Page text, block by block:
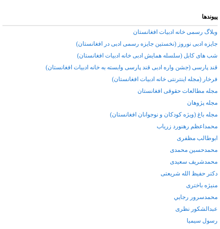
پیوندها
وبلاگ رسمی خانه ادبیات افغانستان
جایزه ادبی نوروز (نخستین جایزه رسمی ادبی در افغانستان)
شب های کابل (سلسله همایش ادبی خانه ادبیات افغانستان)
قند پارسی (جشن واره ادبی قند پارسی وابسته به خانه ادبیات افغانستان)
فرخار (مجله اینترنتی خانه ادبیات افغانستان)
مجله مطالعات حقوقی افغانستان
مجله پژوهان
مجله باغ (ویژه کودکان و نوجوانان افغانستان)
محمداعظم رهنورد زرياب
ابوطالب مظفری
محمدحسین محمدی
محمدشریف سعیدی
دکتر حفیظ الله شریعتی
منیژه باختری
محمدسرور رجايي
عبدالشکور نظری
رسول سیمیا